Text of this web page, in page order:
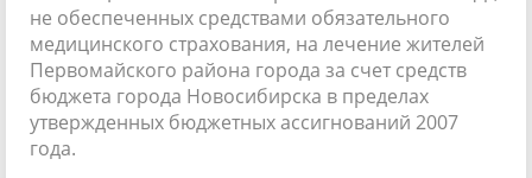
не обеспеченных средствами обязательного
медицинского страхования, на лечение жителей
Первомайского района города за счет средств
бюджета города Новосибирска в пределах
утвержденных бюджетных ассигнований 2007
года.